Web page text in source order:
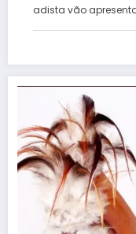
adista vão